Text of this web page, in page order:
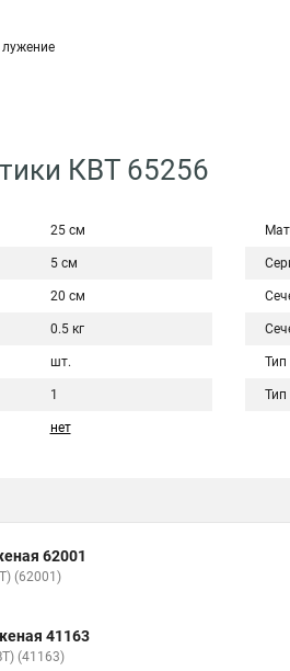
лужение
КВТ 65256
25 см
5 см
20 см
0.5 кг
шт.
1
нет
Тип
Тип
62001
(62001)
41163
(41163)